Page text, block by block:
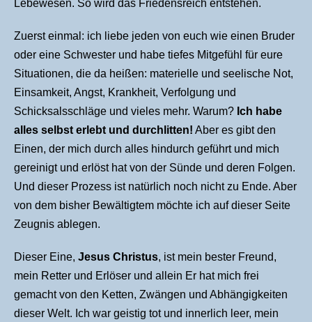
Lebewesen. So wird das Friedensreich entstehen.
Zuerst einmal: ich liebe jeden von euch wie einen Bruder
oder eine Schwester und habe tiefes Mitgefühl für eure
Situationen, die da heißen: materielle und seelische Not,
Einsamkeit, Angst, Krankheit, Verfolgung und
Schicksalsschläge und vieles mehr. Warum? Ich habe
alles selbst erlebt und durchlitten! Aber es gibt den
Einen, der mich durch alles hindurch geführt und mich
gereinigt und erlöst hat von der Sünde und deren Folgen.
Und dieser Prozess ist natürlich noch nicht zu Ende. Aber
von dem bisher Bewältigtem möchte ich auf dieser Seite
Zeugnis ablegen.
Dieser Eine, Jesus Christus, ist mein bester Freund,
mein Retter und Erlöser und allein Er hat mich frei
gemacht von den Ketten, Zwängen und Abhängigkeiten
dieser Welt. Ich war geistig tot und innerlich leer, mein